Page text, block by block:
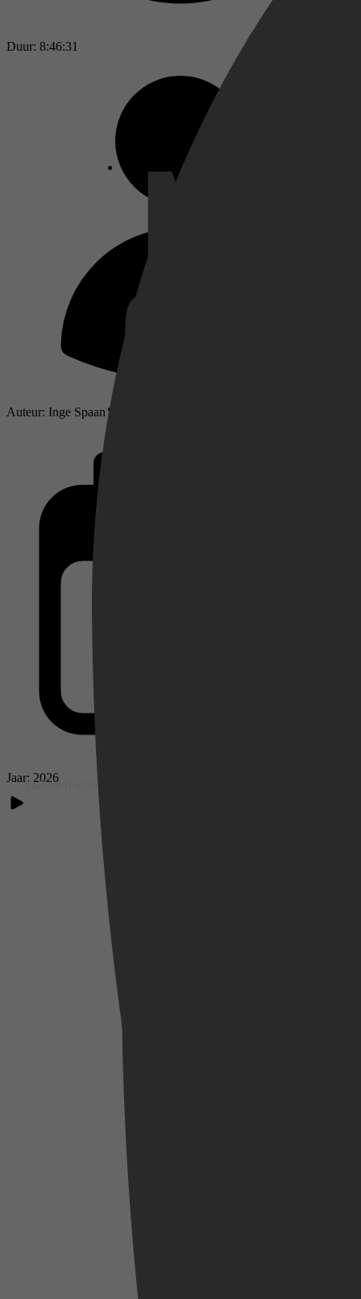
Duur: 8:46:31
Auteur: Inge Spaan
Jaar: 2026
Luister fragment